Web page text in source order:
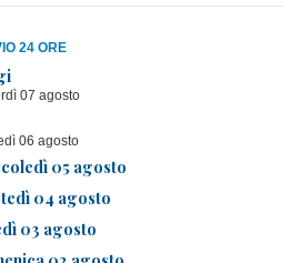
24 ORE
07 agosto
06 agosto
05 agosto
04 agosto
03 agosto